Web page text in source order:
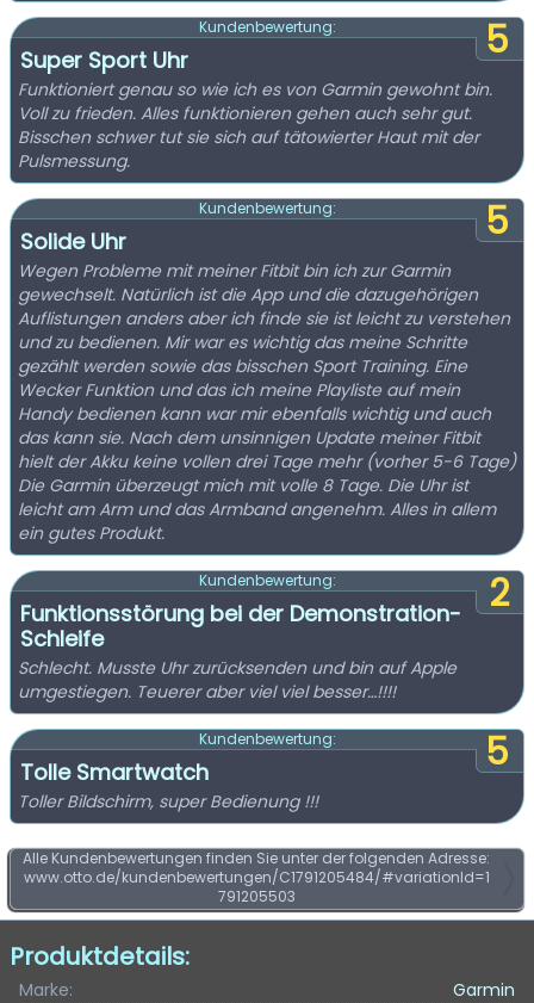
5
Kundenbewertung:
Super Sport Uhr
Funktioniert genau so wie ich es von Garmin gewohnt bin.
Voll zu frieden. Alles funktionieren gehen auch sehr gut.
Bisschen schwer tut sie sich auf tätowierter Haut mit der
Pulsmessung.
5
Kundenbewertung:
Solide Uhr
Wegen Probleme mit meiner Fitbit bin ich zur Garmin
gewechselt. Natürlich ist die App und die dazugehörigen
Auflistungen anders aber ich finde sie ist leicht zu verstehen
und zu bedienen. Mir war es wichtig das meine Schritte
gezählt werden sowie das bisschen Sport Training. Eine
Wecker Funktion und das ich meine Playliste auf mein
Handy bedienen kann war mir ebenfalls wichtig und auch
das kann sie. Nach dem unsinnigen Update meiner Fitbit
hielt der Akku keine vollen drei Tage mehr (vorher 5-6 Tage)
Die Garmin überzeugt mich mit volle 8 Tage. Die Uhr ist
leicht am Arm und das Armband angenehm. Alles in allem
ein gutes Produkt.
2
Kundenbewertung:
Funktionsstörung bei der Demonstration-
Schleife
Schlecht. Musste Uhr zurücksenden und bin auf Apple
umgestiegen. Teuerer aber viel viel besser…!!!!
5
Kundenbewertung:
Tolle Smartwatch
Toller Bildschirm, super Bedienung !!!
Alle Kundenbewertungen finden Sie unter der folgenden Adresse:
www.otto.de/kundenbewertungen/C1791205484/#variationId=1
791205503
Produktdetails:
Marke:
Garmin